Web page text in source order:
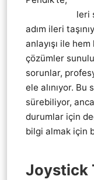
leri
adım ileri
anlayışı ile
çözümler
sorunlar,
ele alınıyor.
sürebiliyor,
durumlar için
bilgi almak için
Joystick